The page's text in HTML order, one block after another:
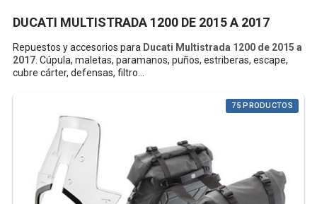
DUCATI MULTISTRADA 1200 DE 2015 A 2017
Repuestos y accesorios para Ducati Multistrada 1200 de 2015 a
2017 . Cúpula, maletas, paramanos, puños, estriberas, escape,
cubre cárter, defensas, filtro...
75 PRODUCTOS